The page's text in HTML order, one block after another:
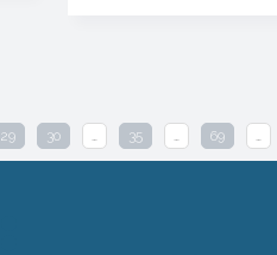
29 30 … 35 … 69 …